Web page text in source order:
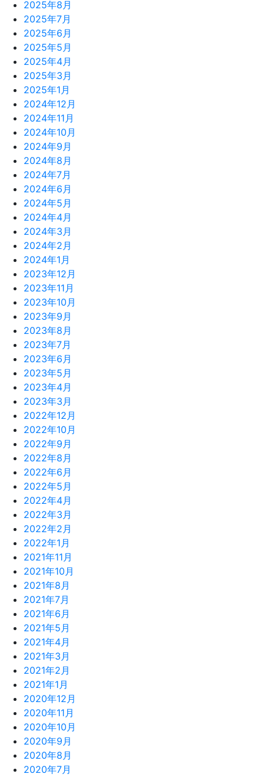
2025年8月
2025年7月
2025年6月
2025年5月
2025年4月
2025年3月
2025年1月
2024年12月
2024年11月
2024年10月
2024年9月
2024年8月
2024年7月
2024年6月
2024年5月
2024年4月
2024年3月
2024年2月
2024年1月
2023年12月
2023年11月
2023年10月
2023年9月
2023年8月
2023年7月
2023年6月
2023年5月
2023年4月
2023年3月
2022年12月
2022年10月
2022年9月
2022年8月
2022年6月
2022年5月
2022年4月
2022年3月
2022年2月
2022年1月
2021年11月
2021年10月
2021年8月
2021年7月
2021年6月
2021年5月
2021年4月
2021年3月
2021年2月
2021年1月
2020年12月
2020年11月
2020年10月
2020年9月
2020年8月
2020年7月